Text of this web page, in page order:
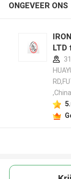
ONGEVEER ONS
,China